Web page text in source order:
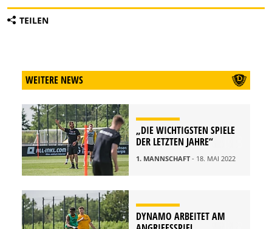
TEILEN
WEITERE NEWS
„DIE WICHTIGSTEN SPIELE
DER LETZTEN JAHRE“
1. MANNSCHAFT- 18. MAI 2022
DYNAMO ARBEITET AM